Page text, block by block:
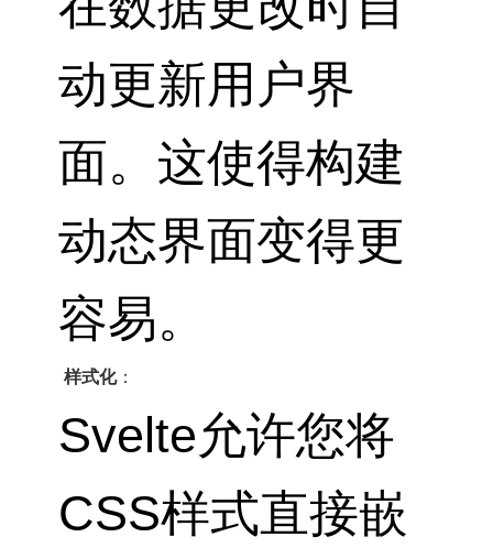
动更新用户界
面。这使得构建
动态界面变得更
容易。
样式化：
Svelte允许您将
CSS样式直接嵌